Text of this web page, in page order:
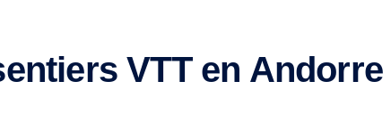
VTT en Andorre